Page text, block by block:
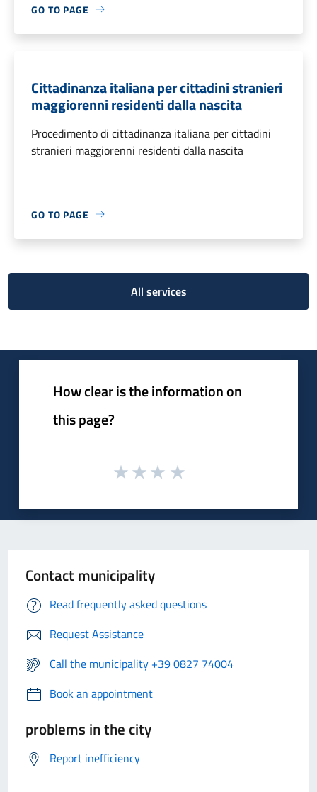
GO TO PAGE
Cittadinanza italiana per cittadini stranieri
maggiorenni residenti dalla nascita
Procedimento di cittadinanza italiana per cittadini
stranieri maggiorenni residenti dalla nascita
GO TO PAGE
All services
How clear is the information on
this page?
Contact municipality
Read frequently asked questions
Request Assistance
Call the municipality +39 0827 74004
Book an appointment
problems in the city
Report inefficiency